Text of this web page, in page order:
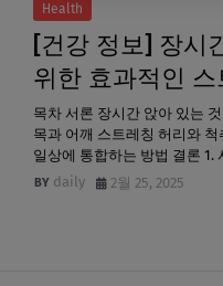
Health
[건강 정보] 장시
위한 효과적인
목차 서론 장시간 앉아 있는
목과 어깨 스트레칭 허리와
일상에 통합하는 방법 결론 1.
daily
2월 25, 2025